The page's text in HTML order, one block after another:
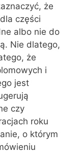
że
części
albo nie do
Nie dlatego,
że
i
jest
czy
roku
o którym